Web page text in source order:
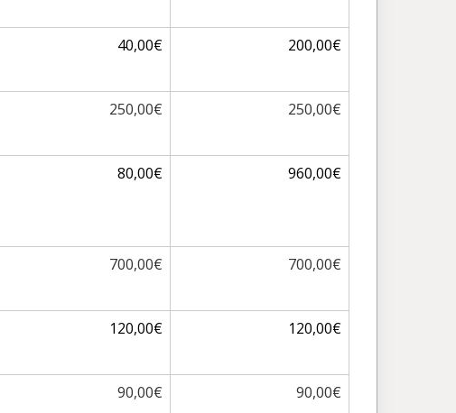
40,00€ 200,00€
250,00€ 250,00€
80,00€ 960,00€
700,00€ 700,00€
120,00€ 120,00€
90,00€ 90,00€